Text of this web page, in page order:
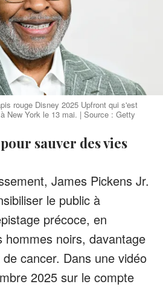
rouge Disney 2025 Upfront qui s'est
New York le 13 mai. | Source : Getty
pour sauver des vies
James Pickens Jr.
le public à
précoce, en
hommes noirs, davantage
cancer. Dans une vidéo
2025 sur le compte